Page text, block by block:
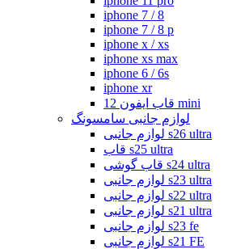
iphone 7 / 8
iphone 7 / 8 p
iphone x / xs
iphone xs max
iphone 6 / 6s
iphone xr
قاب ایفون 12 mini
لوازم جانبی سامسونگ
لوازم جانبی s26 ultra
قاب s25 ultra
قاب گوشی s24 ultra
لوازم جانبی s23 ultra
لوازم جانبی s22 ultra
لوازم جانبی s21 ultra
لوازم جانبی s23 fe
لوازم جانبی s21 FE